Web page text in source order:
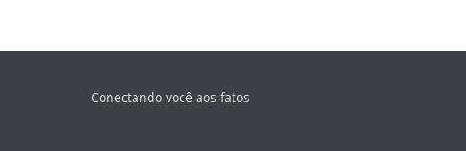
Conectando você aos fatos